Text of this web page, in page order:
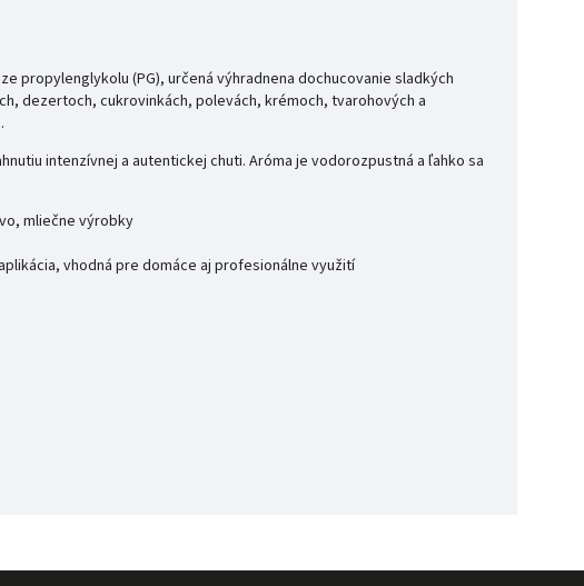
propylenglykolu (PG), určená výhradnena dochucovanie sladkých
dezertoch, cukrovinkách, polevách, krémoch, tvarohových a
intenzívnej a autentickej chuti. Aróma je vodorozpustná a ľahko sa
mliečne výrobky
vhodná pre domáce aj profesionálne využití